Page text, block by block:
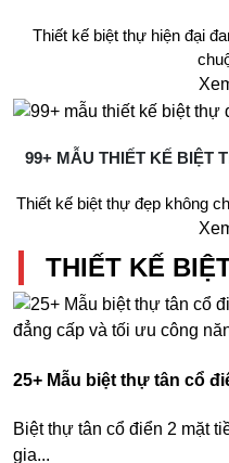
Thiết kế biệt thự hiện đại
99+ MẪU THIẾT KẾ BIỆT
Thiết kế biệt thự đẹp không
THIẾT KẾ
25+ Mẫu biệt thự tân cổ
Biệt thự tân cổ điển 2 mặt
gia...